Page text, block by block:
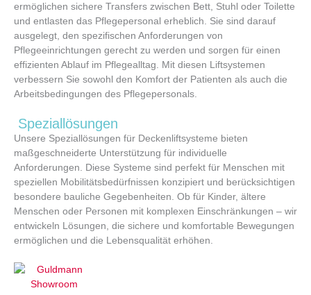
ermöglichen sichere Transfers zwischen Bett, Stuhl oder Toilette
und entlasten das Pflegepersonal erheblich. Sie sind darauf
ausgelegt, den spezifischen Anforderungen von
Pflegeeinrichtungen gerecht zu werden und sorgen für einen
effizienten Ablauf im Pflegealltag. Mit diesen Liftsystemen
verbessern Sie sowohl den Komfort der Patienten als auch die
Arbeitsbedingungen des Pflegepersonals.
Speziallösungen
Unsere Speziallösungen für Deckenliftsysteme bieten
maßgeschneiderte Unterstützung für individuelle
Anforderungen. Diese Systeme sind perfekt für Menschen mit
speziellen Mobilitätsbedürfnissen konzipiert und berücksichtigen
besondere bauliche Gegebenheiten. Ob für Kinder, ältere
Menschen oder Personen mit komplexen Einschränkungen – wir
entwickeln Lösungen, die sichere und komfortable Bewegungen
ermöglichen und die Lebensqualität erhöhen.